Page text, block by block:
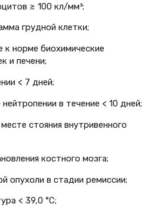
≥ 100 кл/мм³;
грудной клетки;
к норме биохимические
и печени;
< 7 дней;
в течение < 10 дней;
стояния внутривенного
костного мозга;
опухоли в стадии ремиссии;
< 39,0 °С;